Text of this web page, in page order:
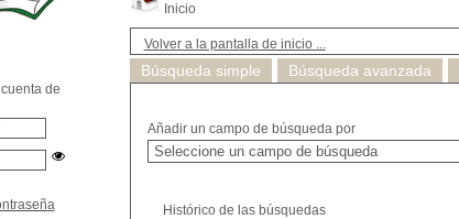
Inicio
Volver a la pantalla de inicio ...
Búsqueda simple Búsqueda avanzada
Añadir un campo de búsqueda por
Histórico de las búsquedas
de